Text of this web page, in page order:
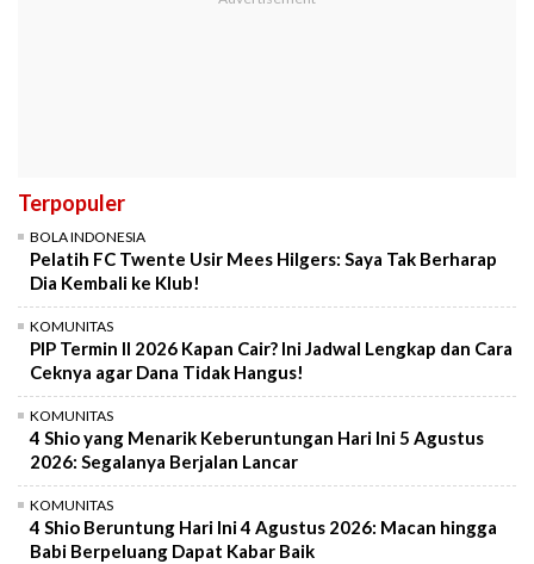
Terpopuler
BOLA INDONESIA
Pelatih FC Twente Usir Mees Hilgers: Saya Tak Berharap
Dia Kembali ke Klub!
KOMUNITAS
PIP Termin II 2026 Kapan Cair? Ini Jadwal Lengkap dan Cara
Ceknya agar Dana Tidak Hangus!
KOMUNITAS
4 Shio yang Menarik Keberuntungan Hari Ini 5 Agustus
2026: Segalanya Berjalan Lancar
KOMUNITAS
4 Shio Beruntung Hari Ini 4 Agustus 2026: Macan hingga
Babi Berpeluang Dapat Kabar Baik